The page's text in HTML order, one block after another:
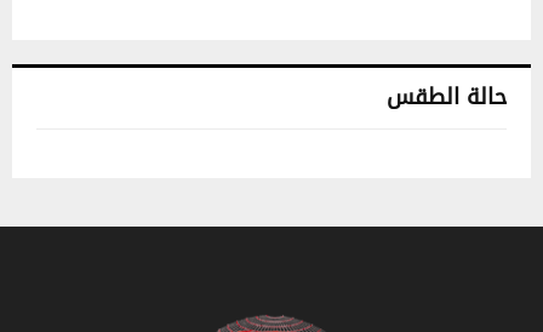
حالة الطقس